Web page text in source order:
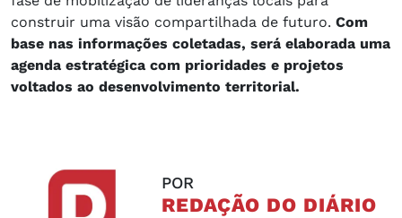
construir uma visão compartilhada de futuro. Com
base nas informações coletadas, será elaborada uma
agenda estratégica com prioridades e projetos
voltados ao desenvolvimento territorial.
POR
REDAÇÃO DO DIÁRIO